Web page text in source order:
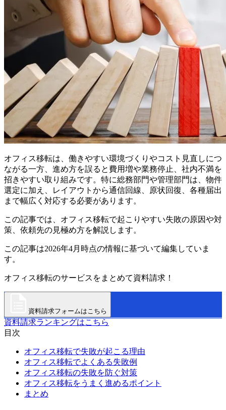
オフィス移転は、働きやすい環境づくりやコスト見直しにつ
ながる一方、進め方を誤ると費用増や業務停止、社内不満を
招きやすい取り組みです。特に総務部門や管理部門は、物件
選定に加え、レイアウトから通信回線、原状回復、各種届出
まで幅広く対応する必要があります。
この記事では、オフィス移転で起こりやすい失敗の原因や対
策、依頼先の見極め方を解説します。
この記事は2026年4月時点の情報に基づいて編集していま
す。
オフィス移転のサービスをまとめて資料請求！
資料請求フォームはこちら
資料請求ランキングはこちら
目次
オフィス移転で失敗が起こる理由
オフィス移転でよくある失敗例
オフィス移転の失敗を防ぐ対策
オフィス移転をうまく進めるポイント
まとめ